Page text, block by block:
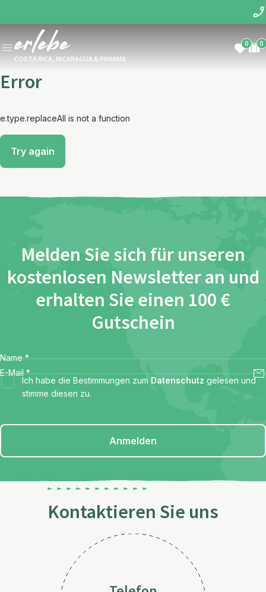
COSTA RICA, NICARAGUA & PANAMA
0 0
Error
e.type.replaceAll is not a function
Try again
Melden Sie sich für unseren
kostenlosen Newsletter an und
erhalten Sie einen 100 €
Gutschein
Name *
E-Mail *
Ich habe die Bestimmungen zum Datenschutz gelesen und
stimme diesen zu.
Anmelden
Kontaktieren Sie uns